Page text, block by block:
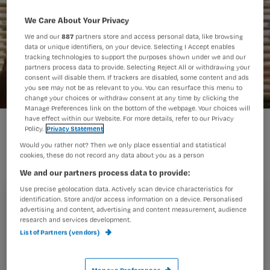
Registreren
Wil je dit artikel lezen?
Maak gratis een account aan en lees 2
Het schijnt dat één op de vier mensen
wel eens seks heeft gehad op de
werkvloer. Barbara gelooft daar niets
van. ‘Niet in de zorg.’
We Care About Your Privacy
We and our887 partners store and access personal data, like browsing
data or unique identifiers, on your device. Selecting I Accept enables
tracking technologies to support the purposes shown under we and our
partners process data to provide. Selecting Reject All or withdrawing your
consent will disable them. If trackers are disabled, some content and ads
you see may not be as relevant to you. You can resurface this menu to
change your choices or withdraw consent at any time by clicking the
Manage Preferences link on the bottom of the webpage. Your choices will
have effect within our Website. For more details, refer to our Privacy
Policy. Privacy Statement
Would you rather not? Then we only place essential and statistical
cookies, these do not record any data about you as a person
We and our partners process data to provide:
Use precise geolocation data. Actively scan device characteristics for
identification. Store and/or access information on a device. Personalised
advertising and content, advertising and content measurement, audience
research and services development.
List of Partners (vendors)